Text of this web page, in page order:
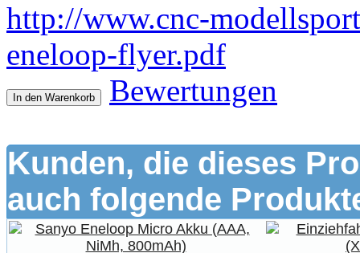
http://www.cnc-
eneloop-flyer.pdf
In den Warenkorb Bewertungen
Kunden, die dieses
auch folgende